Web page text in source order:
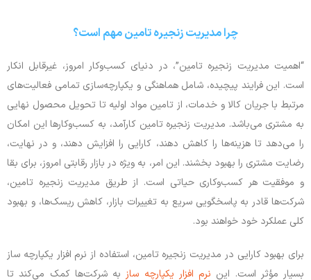
چرا مدیریت زنجیره تامین مهم است؟
“اهمیت مدیریت زنجیره تامین”، در دنیای کسب‌وکار امروز، غیرقابل انکار
است. این فرایند پیچیده، شامل هماهنگی و یکپارچه‌سازی تمامی فعالیت‌های
مرتبط با جریان کالا و خدمات، از تامین مواد اولیه تا تحویل محصول نهایی
به مشتری می‌باشد. مدیریت زنجیره تامین کارآمد، به کسب‌وکارها این امکان
را می‌دهد تا هزینه‌ها را کاهش دهند، کارایی را افزایش دهند، و در نهایت،
رضایت مشتری را بهبود بخشند. این امر، به ویژه در بازار رقابتی امروز، برای بقا
و موفقیت هر کسب‌وکاری حیاتی است. از طریق مدیریت زنجیره تامین،
شرکت‌ها قادر به پاسخگویی سریع به تغییرات بازار، کاهش ریسک‌ها، و بهبود
کلی عملکرد خود خواهند بود.
برای بهبود کارایی در مدیریت زنجیره تامین، استفاده از نرم افزار یکپارچه ساز
بسیار مؤثر است. این نرم افزار یکپارچه ساز به شرکت‌ها کمک می‌کند تا